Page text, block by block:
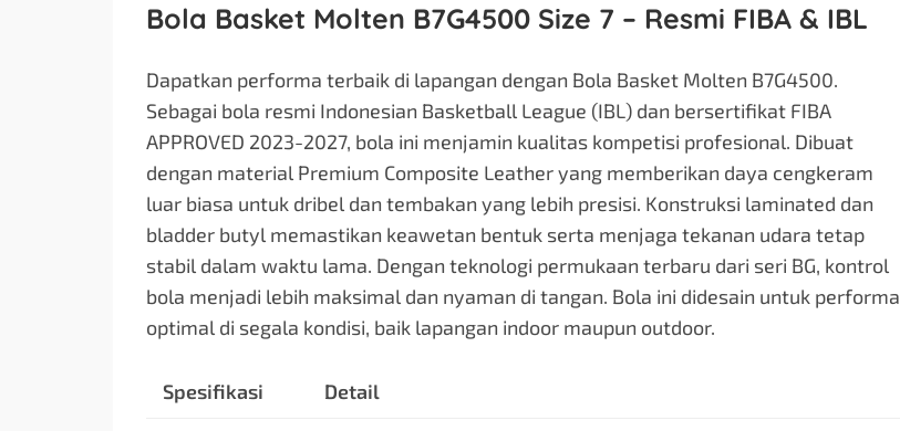
Bola Basket Molten B7G4500 Size 7 – Resmi FIBA & IBL
Dapatkan performa terbaik di lapangan dengan Bola Basket Molten B7G4500.
Sebagai bola resmi Indonesian Basketball League (IBL) dan bersertifikat FIBA
APPROVED 2023-2027, bola ini menjamin kualitas kompetisi profesional. Dibuat
dengan material Premium Composite Leather yang memberikan daya cengkeram
luar biasa untuk dribel dan tembakan yang lebih presisi. Konstruksi laminated dan
bladder butyl memastikan keawetan bentuk serta menjaga tekanan udara tetap
stabil dalam waktu lama. Dengan teknologi permukaan terbaru dari seri BG, kontrol
bola menjadi lebih maksimal dan nyaman di tangan. Bola ini didesain untuk performa
optimal di segala kondisi, baik lapangan indoor maupun outdoor.
Spesifikasi Detail